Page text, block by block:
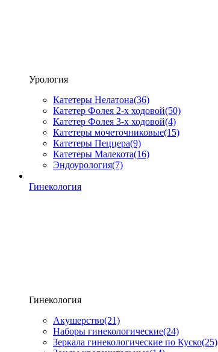
Урология
Катетеры Нелатона(36)
Катетер Фолея 2-х ходовой(50)
Катетер Фолея 3-х ходовой(4)
Катетеры мочеточниковые(15)
Катетеры Пеццера(9)
Катетеры Малекота(16)
Эндоурология(7)
Гинекология
Гинекология
Акушерство(21)
Наборы гинекологические(24)
Зеркала гинекологические по Куско(25)